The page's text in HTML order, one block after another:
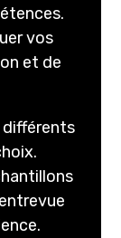
vos
et de
différents